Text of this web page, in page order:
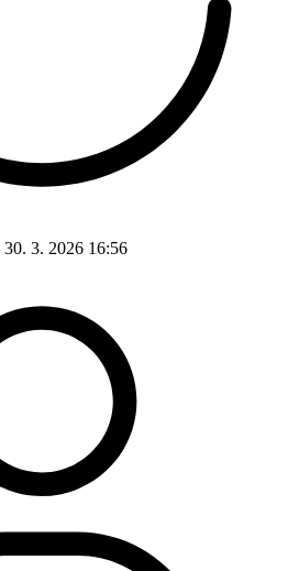
30. 3. 2026 16:56